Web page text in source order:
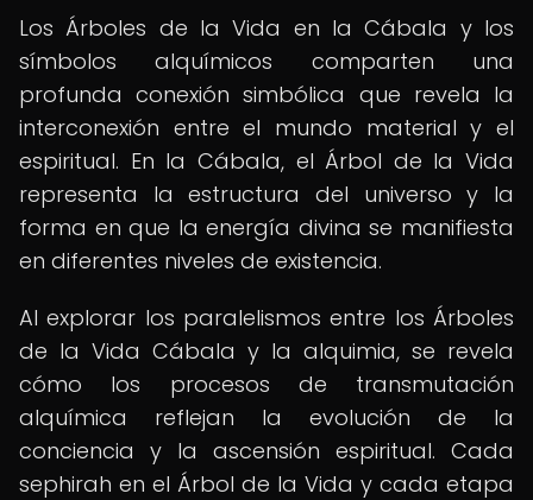
Los Árboles de la Vida en la Cábala y los
símbolos alquímicos comparten una
profunda conexión simbólica que revela la
interconexión entre el mundo material y el
espiritual. En la Cábala, el Árbol de la Vida
representa la estructura del universo y la
forma en que la energía divina se manifiesta
en diferentes niveles de existencia.
Al explorar los paralelismos entre los Árboles
de la Vida Cábala y la alquimia, se revela
cómo los procesos de transmutación
alquímica reflejan la evolución de la
conciencia y la ascensión espiritual. Cada
sephirah en el Árbol de la Vida y cada etapa